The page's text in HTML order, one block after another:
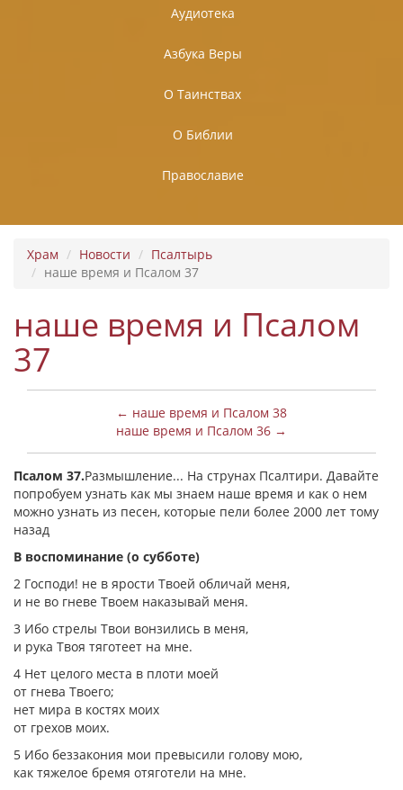
Аудиотека
Азбука Веры
О Таинствах
О Библии
Православие
Храм Новости
Псалтырь
наше время и Псалом 37
наше время и Псалом
37
← наше время и Псалом 38
наше время и Псалом 36 →
Псалом 37.Размышление... На струнах Псалтири. Давайте
попробуем узнать как мы знаем наше время и как о нем
можно узнать из песен, которые пели более 2000 лет тому
назад
В воспоминание (о субботе)
2 Господи! не в ярости Твоей обличай меня,
и не во гневе Твоем наказывай меня.
3 Ибо стрелы Твои вонзились в меня,
и рука Твоя тяготеет на мне.
4 Нет целого места в плоти моей
от гнева Твоего;
нет мира в костях моих
от грехов моих.
5 Ибо беззакония мои превысили голову мою,
как тяжелое бремя отяготели на мне.